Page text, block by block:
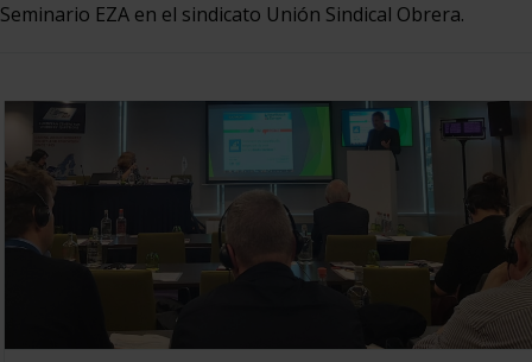
Seminario EZA en el sindicato Unión Sindical Obrera.